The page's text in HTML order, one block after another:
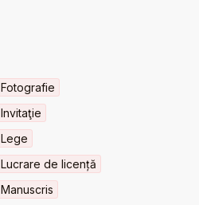
Fotografie
Invitaţie
Lege
Lucrare de licență
Manuscris